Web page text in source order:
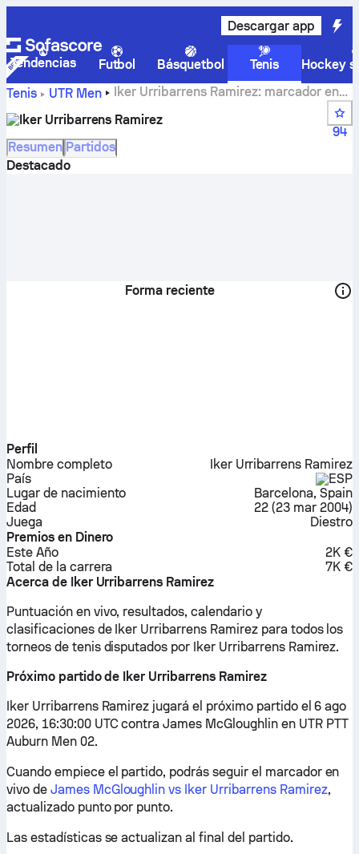
Descargar app
Tendencias Futbol Básquetbol Tenis
Hockey
Tenis
UTR Men
Iker Urribarrens Ramirez: marcador en
Iker Urribarrens Ramirez
94
Resumen Partidos
Destacado
Forma reciente
Perfil
Nombre completo
Iker Urribarrens Ramirez
País
ESP
Lugar de nacimiento
Barcelona, Spain
Edad
22 (23 mar 2004)
Juega
Diestro
Premios en Dinero
Este Año
2K €
Total de la carrera
7K €
Acerca de Iker Urribarrens Ramirez
Puntuación en vivo, resultados, calendario y
clasificaciones de Iker Urribarrens Ramirez para todos los
torneos de tenis disputados por Iker Urribarrens Ramirez.
Próximo partido de Iker Urribarrens Ramirez
Iker Urribarrens Ramirez jugará el próximo partido el 6 ago
2026, 16:30:00 UTC contra James McGloughlin en UTR PTT
Auburn Men 02.
Cuando empiece el partido, podrás seguir el marcador en
vivo de James McGloughlin vs Iker Urribarrens Ramirez,
actualizado punto por punto.
Las estadísticas se actualizan al final del partido.